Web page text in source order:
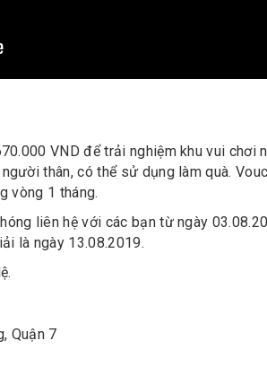
VND để trải nghiệm khu vui chơi
thân, có thể sử dụng làm quà.
vòng 1 tháng.
liên hệ với các bạn từ ngày
là ngày 13.08.2019.
Quận 7